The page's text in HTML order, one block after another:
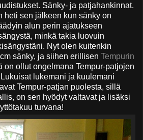
Sänky- ja patjahankinnat.
heti sen jälkeen kun sänky on
alun perin ajatukseen
minkä takia luovuin
Nyt olen kuitenkin
sänky, ja siihen erillisen Tempurin
on ollut ongelmana Tempur-patjojen
lukemani ja kuulemani
Tempur-patjan puolesta, sillä
on sen hyödyt valtavat ja lisäksi
turvana!